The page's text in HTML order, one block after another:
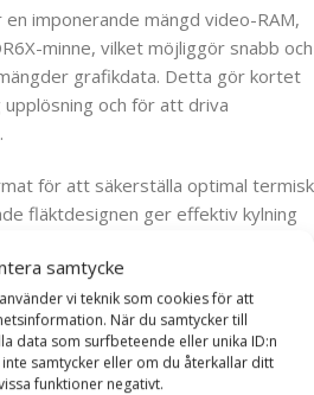
samtycke
vi teknik som cookies för att
När du samtycker till
data som surfbeteende eller unika ID:n
samtycker eller om du återkallar ditt
funktioner negativt.
imponerande mängd video-RAM,
minne, vilket möjliggör snabb och
grafikdata. Detta gör kortet
och för att driva
för att säkerställa optimal termisk
fläktdesignen ger effektiv kylning
drift när de spelar eller arbetar
erbjuder RTX 3080 TURBO
olika behov. Dessa inkluderar